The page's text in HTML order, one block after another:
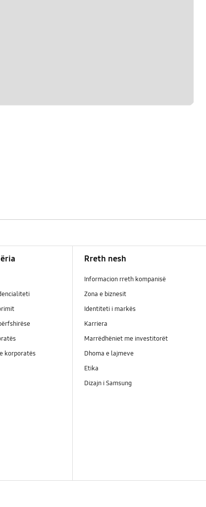
korporatës
Rreth nesh
Informacion rreth kompanisë
Zona e biznesit
Identiteti i markës
Karriera
Marrëdhëniet me investitorët
Dhoma e lajmeve
Etika
Dizajn i Samsung